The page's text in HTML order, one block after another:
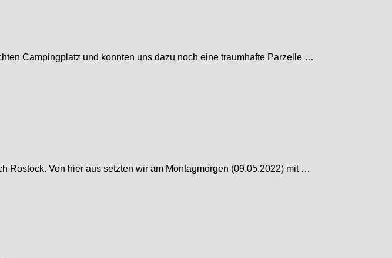
Campingplatz und konnten uns dazu noch eine traumhafte Parzelle …
Rostock. Von hier aus setzten wir am Montagmorgen (09.05.2022) mit …